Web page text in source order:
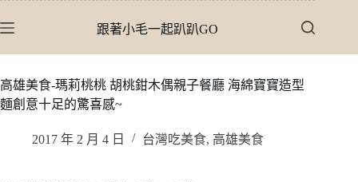
至
內
容
跟著小毛一起趴趴GO
高雄美食-瑪莉桃桃 胡桃鉗木偶親子餐廳 海綿寶寶造型
麵創意十足的驚喜感~
2017 年 2 月 4 日 台灣吃美食, 高雄美食